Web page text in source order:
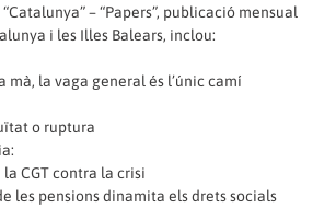
– “Papers”, publicació mensual
i les Illes Balears, inclou:
mà, la vaga general és l’únic camí
o ruptura
CGT contra la crisi
les pensions dinamita els drets socials